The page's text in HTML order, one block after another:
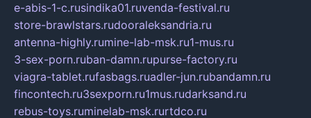
e-abis-1-c.rusindika01.ruvenda-festival.ru
store-brawlstars.rudooraleksandria.ru
antenna-highly.rumine-lab-msk.ru1-mus.ru
3-sex-porn.ruban-damn.rupurse-factory.ru
viagra-tablet.rufasbags.ruadler-jun.rubandamn.ru
fincontech.ru3sexporn.ru1mus.rudarksand.ru
rebus-toys.ruminelab-msk.rurtdco.ru